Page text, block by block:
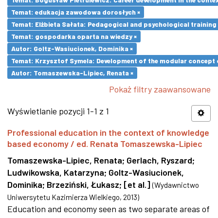
Temat: edukacja zawodowa dorosłych ×
Temat: Elżbieta Sałata: Pedagogical and psychological
Temat: gospodarka oparta na wiedzy ×
Autor: Goltz-Wasiucionek, Dominika ×
Temat: Krzysztof Symela: Development of the modular concept
Autor: Tomaszewska-Lipiec, Renata ×
Pokaż filtry zaawansowane
Wyświetlanie pozycji 1-1 z 1
Professional education in the context of knowledge
based economy / ed. Renata Tomaszewska-Lipiec
Tomaszewska-Lipiec, Renata; Gerlach, Ryszard;
Ludwikowska, Katarzyna; Goltz-Wasiucionek,
Dominika; Brzeziński, Łukasz; [et al.] (Wydawnictwo
Uniwersytetu Kazimierza Wielkiego, 2013)
Education and economy seen as two separate areas of